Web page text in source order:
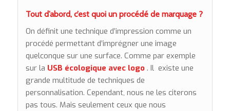
Tout d’abord, c’est quoi un procédé de marquage ?
On définit une technique d’impression comme un
procédé permettant d’imprégner une image
quelconque sur une surface. Comme par exemple
sur la USB écologique avec logo. Il existe une
grande multitude de techniques de
personnalisation. Cependant, nous ne les citerons
pas tous. Mais seulement ceux que nous